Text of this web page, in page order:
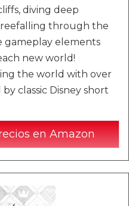
diving deep
through the
gameplay elements
new world!
the world with over
classic Disney short
en Amazon